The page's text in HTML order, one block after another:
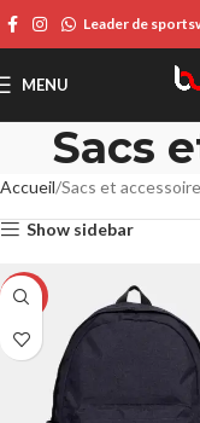
Leader de
MENU
Sacs
Accueil Sacs et
Show sidebar
-14%